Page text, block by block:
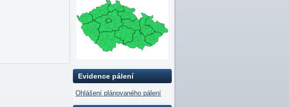
Evidence pálení
Ohlášení plánovaného pálení